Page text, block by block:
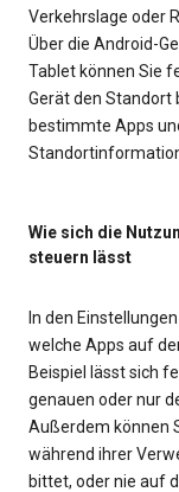
Verkehrslage oder
Über die Android-
Tablet können Sie
Gerät den Standort
bestimmte Apps
Wie sich die
steuern lässt
In den
welche Apps auf
Beispiel lässt sich
genauen oder nur
Außerdem können
während ihrer
bittet, oder nie auf